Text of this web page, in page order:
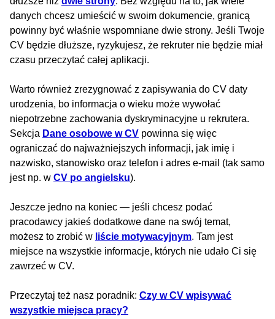
danych chcesz umieścić w swoim dokumencie, granicą
powinny być właśnie wspomniane dwie strony. Jeśli Twoje
CV będzie dłuższe, ryzykujesz, że rekruter nie będzie miał
czasu przeczytać całej aplikacji.
Warto również zrezygnować z zapisywania do CV daty
urodzenia, bo informacja o wieku może wywołać
niepotrzebne zachowania dyskryminacyjne u rekrutera.
Sekcja Dane osobowe w CV powinna się więc
ograniczać do najważniejszych informacji, jak imię i
nazwisko, stanowisko oraz telefon i adres e-mail (tak samo
jest np. w CV po angielsku).
Jeszcze jedno na koniec — jeśli chcesz podać
pracodawcy jakieś dodatkowe dane na swój temat,
możesz to zrobić w liście motywacyjnym. Tam jest
miejsce na wszystkie informacje, których nie udało Ci się
zawrzeć w CV.
Przeczytaj też nasz poradnik: Czy w CV wpisywać
wszystkie miejsca pracy?